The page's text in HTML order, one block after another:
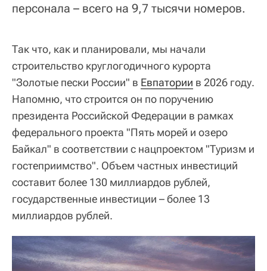
персонала – всего на 9,7 тысячи номеров.
Так что, как и планировали, мы начали
строительство круглогодичного курорта
"Золотые пески России" в Евпатории в 2026 году.
Напомню, что строится он по поручению
президента Российской Федерации в рамках
федерального проекта "Пять морей и озеро
Байкал" в соответствии с нацпроектом "Туризм и
гостеприимство". Объем частных инвестиций
составит более 130 миллиардов рублей,
государственные инвестиции – более 13
миллиардов рублей.